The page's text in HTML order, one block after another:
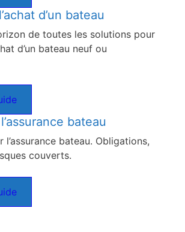
d’un bateau
de toutes les solutions pour
d’un bateau neuf ou
bateau
l’assurance bateau. Obligations,
couverts.